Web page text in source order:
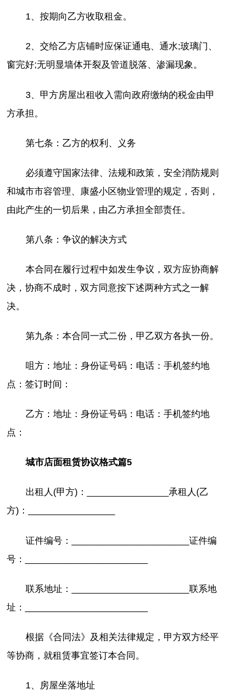
1、按期向乙方收取租金。
2、交给乙方店铺时应保证通电、通水;玻璃门、
窗完好;无明显墙体开裂及管道脱落、渗漏现象。
3、甲方房屋出租收入需向政府缴纳的税金由甲
方承担。
第七条：乙方的权利、义务
必须遵守国家法律、法规和政策，安全消防规则
和城市市容管理、康盛小区物业管理的规定，否则，
由此产生的一切后果，由乙方承担全部责任。
第八条：争议的解决方式
本合同在履行过程中如发生争议，双方应协商解
决，协商不成时，双方同意按下述两种方式之一解
决。
第九条：本合同一式二份，甲乙双方各执一份。
咀方：地址：身份证号码：电话：手机签约地
点：签订时间：
乙方：地址：身份证号码：电话：手机签约地
点：
城市店面租赁协议格式篇5
出租人(甲方)：________________承租人(乙
方)：_________________
证件编号：_______________________证件编
号：________________________
联系地址：_______________________联系地
址：________________________
根据《合同法》及相关法律规定，甲方双方经平
等协商，就租赁事宜签订本合同。
1、房屋坐落地址